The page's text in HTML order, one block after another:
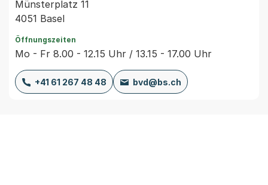
Münsterplatz 11
4051 Basel
Öffnungszeiten
Mo - Fr 8.00 - 12.15 Uhr / 13.15 - 17.00 Uhr
+41 61 267 48 48 bvd@bs.ch